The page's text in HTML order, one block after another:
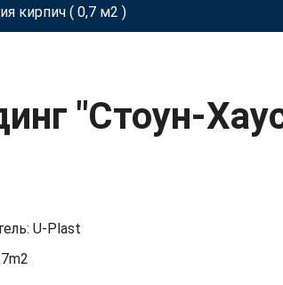
кирпич ( 0,7 м2 )
"Стоун-
U-Plast